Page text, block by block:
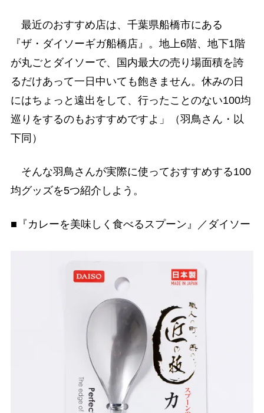
最近のおすすめ店は、千葉県船橋市にある
『ザ・ダイソーギガ船橋店』。地上6階、地下1階
が丸ごとダイソーで、国内最大の売り場面積を誇
るだけあって一日中いても飽きません。休みの日
にはちょっと遠出をして、行ったことのない100均
巡りをするのもおすすめですよ」（羽鳥さん・以
下同）
そんな羽鳥さんが実際に使っておすすめする100
均グッズを5つ紹介しよう。
■『カレーを美味しく食べるスプーン』／ダイソー